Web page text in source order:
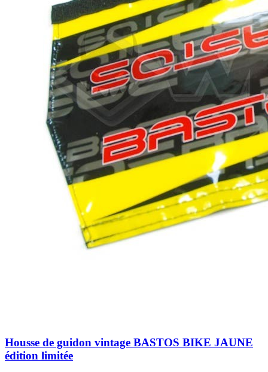
Housse de guidon vintage BASTOS BIKE JAUNE
édition limitée